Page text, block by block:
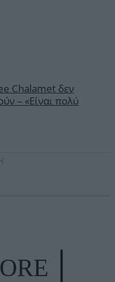
Chalamet δεν
– «Είναι πολύ